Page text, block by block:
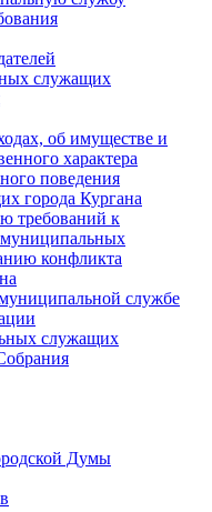
служащих
об имуществе и
характера
поведения
города Кургана
требований к
конфликта
службе
служащих
Думы